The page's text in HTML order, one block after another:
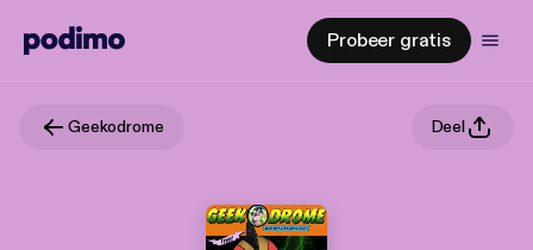
Probeer gratis
Geekodrome Deel